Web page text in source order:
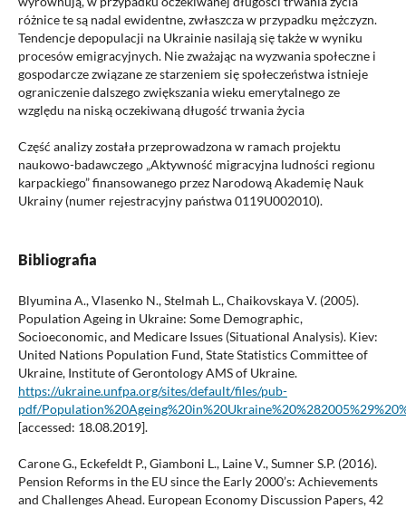
różnice te są nadal ewidentne, zwłaszcza w przypadku mężczyzn.
Tendencje depopulacji na Ukrainie nasilają się także w wyniku
procesów emigracyjnych. Nie zważając na wyzwania społeczne i
gospodarcze związane ze starzeniem się społeczeństwa istnieje
ograniczenie dalszego zwiększania wieku emerytalnego ze
względu na niską oczekiwaną długość trwania życia
Część analizy została przeprowadzona w ramach projektu
naukowo-badawczego „Aktywność migracyjna ludności regionu
karpackiego” finansowanego przez Narodową Akademię Nauk
Ukrainy (numer rejestracyjny państwa 0119U002010).
Bibliografia
Blyumina A., Vlasenko N., Stelmah L., Chaikovskaya V. (2005).
Population Ageing in Ukraine: Some Demographic,
Socioeconomic, and Medicare Issues (Situational Analysis). Kiev:
United Nations Population Fund, State Statistics Committee of
Ukraine, Institute of Gerontology AMS of Ukraine.
https://ukraine.unfpa.org/sites/default/files/pub-
pdf/
[accessed: 18.08.2019].
Carone G., Eckefeldt P., Giamboni L., Laine V., Sumner S.P. (2016).
Pension Reforms in the EU since the Early 2000’s: Achievements
and Challenges Ahead. European Economy Discussion Papers, 42